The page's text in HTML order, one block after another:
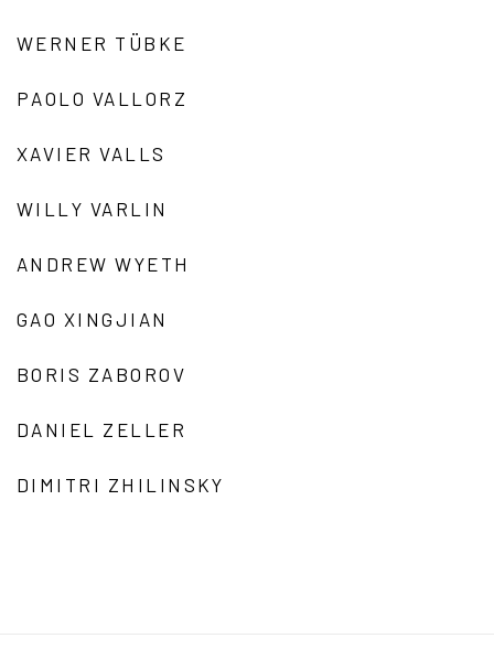
WERNER TÜBKE
PAOLO VALLORZ
XAVIER VALLS
WILLY VARLIN
ANDREW WYETH
GAO XINGJIAN
BORIS ZABOROV
DANIEL ZELLER
DIMITRI ZHILINSKY